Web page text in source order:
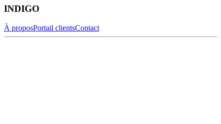
INDIGO
À proposPortail clientsContact